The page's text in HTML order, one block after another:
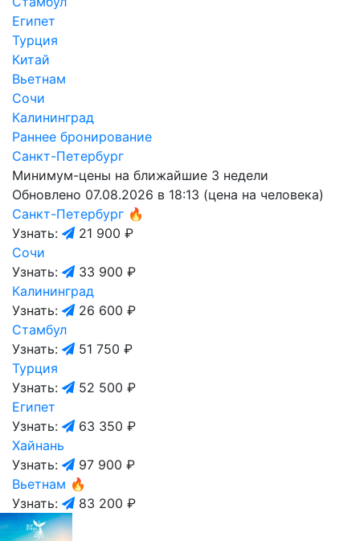
Египет
Турция
Китай
Вьетнам
Сочи
Калининград
Раннее бронирование
Санкт-Петербург
Минимум-цены на ближайшие 3 недели
Обновлено 07.08.2026 в 18:13 (цена на человека)
Санкт-Петербург 🔥
Узнать:
21 900 ₽
Сочи
Узнать:
33 900 ₽
Калининград
Узнать:
26 600 ₽
Стамбул
Узнать:
51 750 ₽
Турция
Узнать:
52 500 ₽
Египет
Узнать:
63 350 ₽
Хайнань
Узнать:
97 900 ₽
Вьетнам 🔥
Узнать:
83 200 ₽